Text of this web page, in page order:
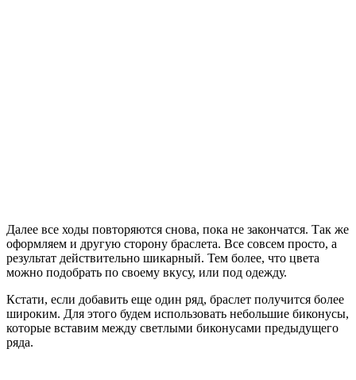
Далее все ходы повторяются снова, пока не закончатся. Так же
оформляем и другую сторону браслета. Все совсем просто, а
результат действительно шикарный. Тем более, что цвета
можно подобрать по своему вкусу, или под одежду.
Кстати, если добавить еще один ряд, браслет получится более
широким. Для этого будем использовать небольшие биконусы,
которые вставим между светлыми биконусами предыдущего
ряда.